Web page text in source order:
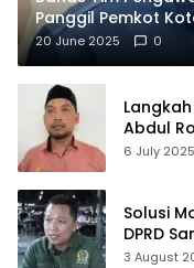
Panggil Pemkot
20 June 2025 0
Abdul
Pusat
6 July 2025
Solusi
DPRD
PLTSA
3 August